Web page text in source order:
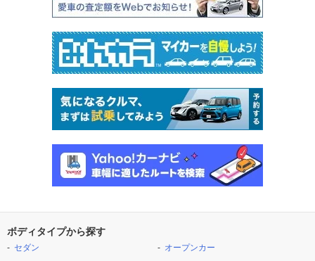
ボディタイプから探す
セダン
オープンカー